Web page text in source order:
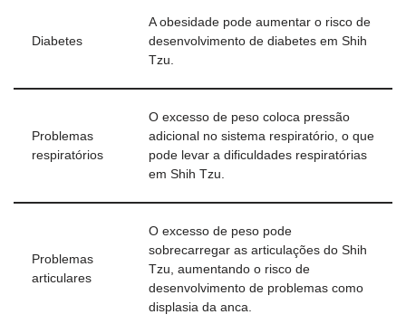
Diabetes
A obesidade pode aumentar o risco de
desenvolvimento de diabetes em Shih
Tzu.
Problemas
respiratórios
O excesso de peso coloca pressão
adicional no sistema respiratório, o que
pode levar a dificuldades respiratórias
em Shih Tzu.
Problemas
articulares
O excesso de peso pode
sobrecarregar as articulações do Shih
Tzu, aumentando o risco de
desenvolvimento de problemas como
displasia da anca.